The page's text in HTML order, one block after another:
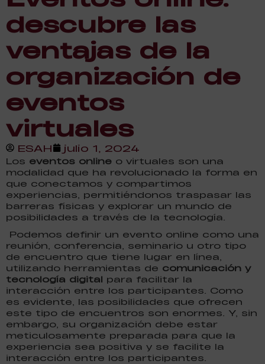
descubre las
ventajas de la
organización de
eventos
virtuales
ESAH julio 1, 2024
Los eventos online o virtuales son una
modalidad que ha revolucionado la forma en
que conectamos y compartimos
experiencias, permitiéndonos traspasar las
barreras físicas y explorar un mundo de
posibilidades a través de la tecnología.
Podemos definir un evento online como una
reunión, conferencia, seminario u otro tipo
de encuentro que tiene lugar en línea,
utilizando herramientas de comunicación y
tecnología digital para facilitar la
interacción entre los participantes. Como
es evidente, las posibilidades que ofrecen
este tipo de encuentros son enormes. Y, sin
embargo, su organización debe estar
meticulosamente preparada para que la
experiencia sea positiva y se facilite la
interacción entre los participantes.